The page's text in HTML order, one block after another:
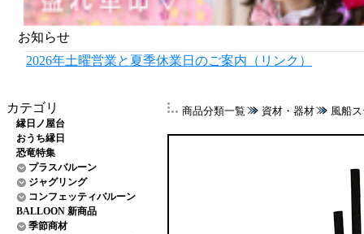
お知らせ
2026年土曜営業と夏季休業日のご案内（リンク）
カテゴリ
縁日ノ屋台
おうち縁日
恐竜特集
プラスバルーン
ジャグリング
コンフェッティバルーン
BALLOON 新商品
季節商材
商品分類一覧 資材・器材 風船